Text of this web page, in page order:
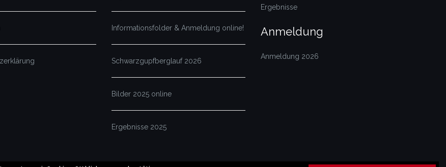
Informationsfolder & Anmeldung online!
Schwarzgupfberglauf 2026
Bilder 2025 online
Ergebnisse 2025
Ergebnisse
Anmeldung
Anmeldung 2026